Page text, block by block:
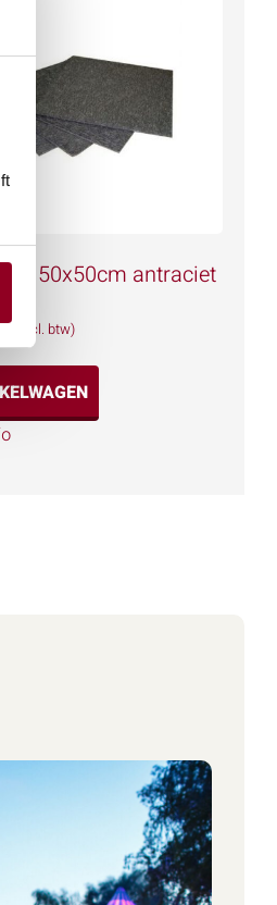
50x50cm antraciet
(excl. btw)